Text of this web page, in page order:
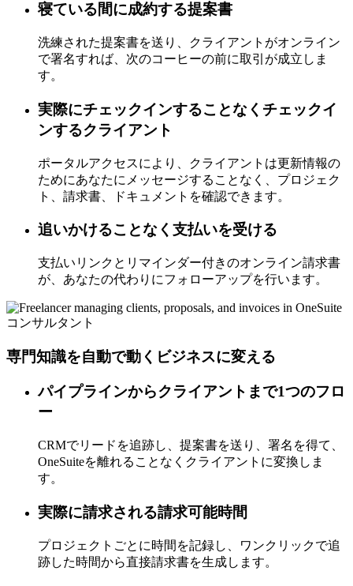
寝ている間に成約する提案書
洗練された提案書を送り、クライアントがオンライン
で署名すれば、次のコーヒーの前に取引が成立しま
す。
実際にチェックインすることなくチェックイ
ンするクライアント
ポータルアクセスにより、クライアントは更新情報の
ためにあなたにメッセージすることなく、プロジェク
ト、請求書、ドキュメントを確認できます。
追いかけることなく支払いを受ける
支払いリンクとリマインダー付きのオンライン請求書
が、あなたの代わりにフォローアップを行います。
コンサルタント
専門知識を自動で動くビジネスに変える
パイプラインからクライアントまで1つのフロ
ー
CRMでリードを追跡し、提案書を送り、署名を得て、
OneSuiteを離れることなくクライアントに変換しま
す。
実際に請求される請求可能時間
プロジェクトごとに時間を記録し、ワンクリックで追
跡した時間から直接請求書を生成します。